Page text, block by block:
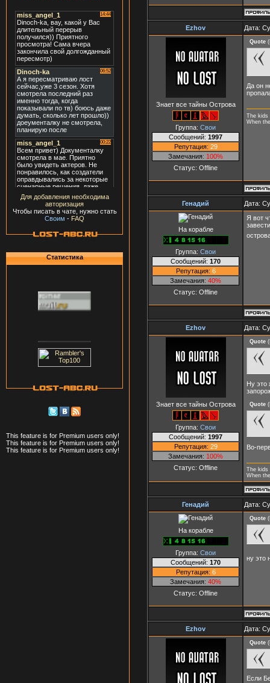
Для добавления необходима
авторизация
Чтобы писать в чате, нужно стать
Своим - FAQ
Статистика
This feature is for Premium users only!
This feature is for Premium users only!
This feature is for Premium users only!
Ezhov Дата:
Знает все тайны Острова
Группа: Свои
Сообщений: 1997
Репутация: 29
Замечания: 100%
Статус: Offline
Quote (
Да он
The kids
When
Генадий Дата:
На корабле
Группа: Свои
Сообщений: 170
Репутация: 6
Замечания: 40%
Статус: Offline
Я вот
Ezhov Дата:
Знает все тайны Острова
Группа: Свои
Сообщений: 1997
Репутация: 29
Замечания: 100%
Статус: Offline
Quote (
Ну это
Quote (
Во-
The kids
When
Генадий Дата:
На корабле
Группа: Свои
Сообщений: 170
Репутация: 6
Замечания: 40%
Статус: Offline
Quote (
ну это
Ezhov Дата:
Quote (
Если